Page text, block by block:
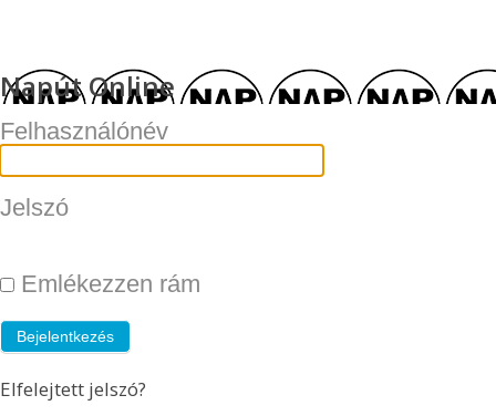
Napút Online
Felhasználónév
Jelszó
Emlékezzen rám
Elfelejtett jelszó?